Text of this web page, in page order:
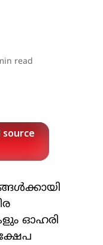
read
source
ഓഹരി